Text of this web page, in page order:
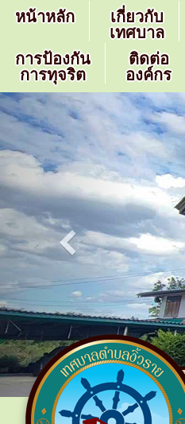
หน้าหลัก
เกี่ยวกับ
เทศบาล
การป้องกัน
การทุจริต
ติดต่อ
องค์กร